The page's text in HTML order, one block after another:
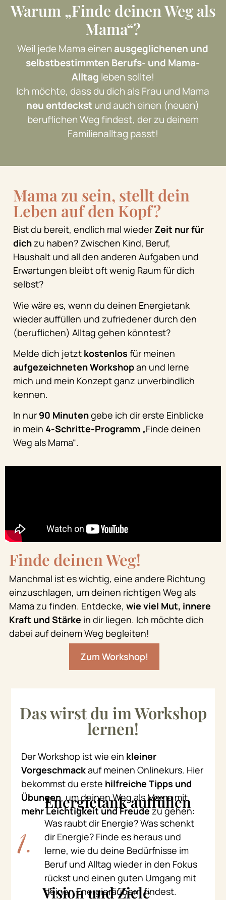
Warum „Finde deinen Weg als
Mama“?
Weil jede Mama einenausgeglichenen und
selbstbestimmten Berufs- und Mama-
Alltag leben sollte!
Ich möchte, dass du dich als Frau und Mama
neu entdeckstund auch einen (neuen)
beruflichen Weg findest, der zu deinem
Familienalltag passt!
Mama zu sein, stellt dein
Leben auf den Kopf?
Bist du bereit, endlich mal wieder Zeit nur für
dichzu haben? Zwischen Kind, Beruf,
Haushalt und all den anderen Aufgaben und
Erwartungen bleibt oft wenig Raum für dich
selbst?
Wie wäre es, wenn du deinen Energietank
wieder auffüllen und zufriedener durch den
(beruflichen) Alltag gehen könntest?
Melde dich jetzt kostenlos für meinen
aufgezeichneten Workshopan und lerne
mich und mein Konzept ganz unverbindlich
kennen.
In nur 90 Minutengebe ich dir erste Einblicke
in mein4-Schritte-Programm „Finde deinen
Weg als Mama“.
Finde deinen Weg!
Manchmal ist es wichtig, eine andere Richtung
einzuschlagen, um deinen richtigen Weg als
Mama zu finden. Entdecke, wie viel Mut, innere
Kraft und Stärke in dir liegen. Ich möchte dich
dabei auf deinem Weg begleiten!
Zum Workshop!
Das wirst du im Workshop
lernen!
Der Workshop ist wie ein kleiner
Vorgeschmackauf meinen Onlinekurs. Hier
bekommst du erste hilfreiche Tipps und
Übungen, um deinen Weg als Mama mit
mehr Leichtigkeit und Freudezu gehen:
1.
Energietank auffüllen
Was raubt dir Energie? Was schenkt
dir Energie? Finde es heraus und
lerne, wie du deine Bedürfnisse im
Beruf und Alltag wieder in den Fokus
rückst und einen guten Umgang mit
deinen Energieräubern findest.
Vision und Ziele